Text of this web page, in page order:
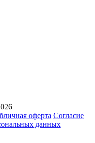
оферта Согласие
данных